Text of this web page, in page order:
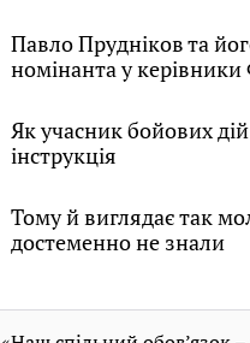
Павло Прудніков та
номінанта у
Як учасник бойових
інструкція
Тому й виглядає так
достеменно не знали